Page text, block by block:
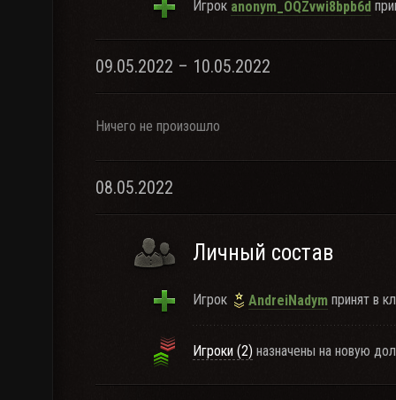
Игрок anonym_OQZvwi8bpb6d
09.05.2022 – 10.05.2022
Ничего не произошло
08.05.2022
Личный состав
Игрок AndreiNadym принят в
Игроки (2) назначены на новую